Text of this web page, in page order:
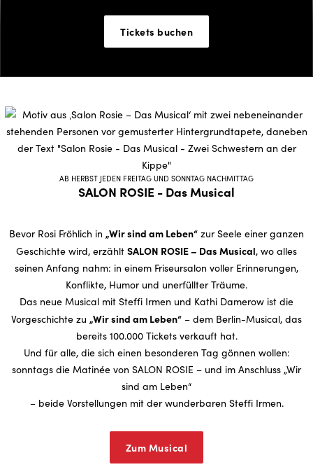
Tickets buchen
AB HERBST JEDEN FREITAG UND SONNTAG NACHMITTAG
SALON ROSIE - Das Musical
Bevor Rosi Fröhlich in „Wir sind am Leben“ zur Seele einer ganzen
Geschichte wird, erzählt SALON ROSIE – Das Musical, wo alles
seinen Anfang nahm: in einem Friseursalon voller Erinnerungen,
Konflikte, Humor und unerfüllter Träume.
Das neue Musical mit Steffi Irmen und Kathi Damerow ist die
Vorgeschichte zu „Wir sind am Leben“ – dem Berlin-Musical, das
bereits 100.000 Tickets verkauft hat.
Und für alle, die sich einen besonderen Tag gönnen wollen:
sonntags die Matinée von SALON ROSIE – und im Anschluss „Wir
sind am Leben“
– beide Vorstellungen mit der wunderbaren Steffi Irmen.
Zum Musical